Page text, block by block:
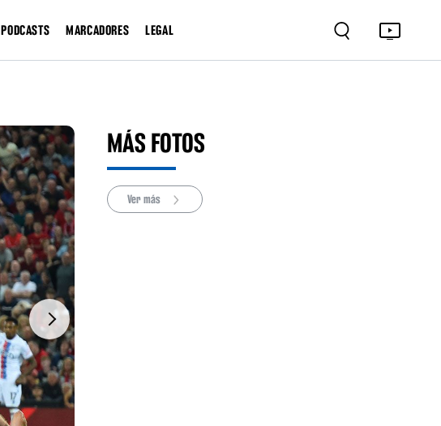
PODCASTS MARCADORES LEGAL
Next
MÁS FOTOS
Ver más